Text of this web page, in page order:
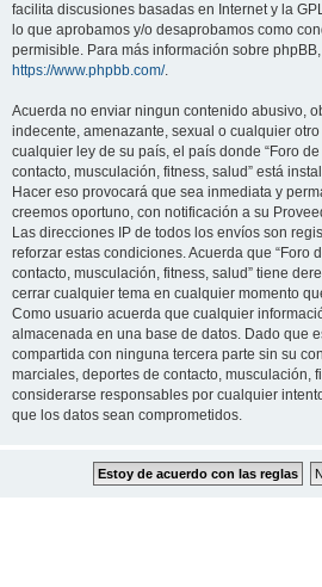
facilita discusiones basadas en Internet y la
lo que aprobamos y/o desaprobamos como
permisible. Para más información sobre
https://www.phpbb.com/.
Acuerda no enviar ningun contenido abusivo,
indecente, amenazante, sexual o cualquier
cualquier ley de su país, el país donde “Foro
contacto, musculación, fitness, salud” está
Hacer eso provocará que sea inmediata y
creemos oportuno, con notificación a su
Las direcciones IP de todos los envíos son
reforzar estas condiciones. Acuerda que “Foro
contacto, musculación, fitness, salud” tiene
cerrar cualquier tema en cualquier momento
Como usuario acuerda que cualquier
almacenada en una base de datos. Dado que
compartida con ninguna tercera parte sin su
marciales, deportes de contacto, musculación,
considerarse responsables por cualquier
que los datos sean comprometidos.